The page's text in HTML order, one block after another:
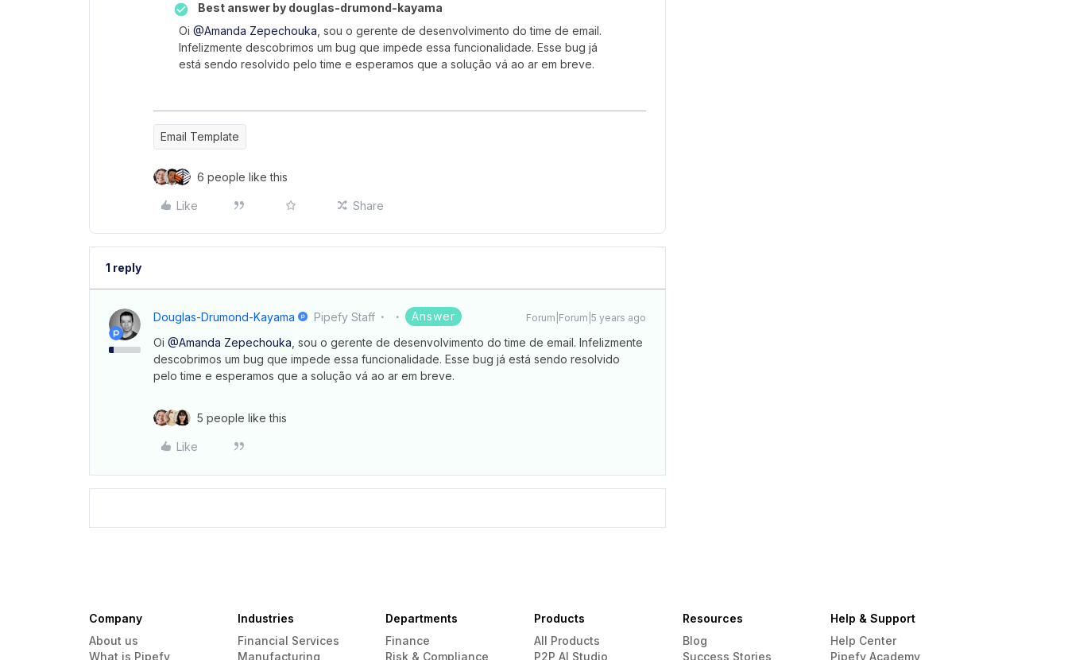
Best answer by douglas-drumond-kayama
Oi @Amanda Zepechouka , sou o gerente de desenvolvimento do time de email.
Infelizmente descobrimos um bug que impede essa funcionalidade. Esse bug já
está sendo resolvido pelo time e esperamos que a solução vá ao ar em breve.
Email Template
6 people like this
Like Share
1 reply
Douglas-Drumond-Kayama Pipefy Staff Answer Forum|Forum|5 years ago
Oi @Amanda Zepechouka , sou o gerente de desenvolvimento do time de email. Infelizmente
descobrimos um bug que impede essa funcionalidade. Esse bug já está sendo resolvido
pelo time e esperamos que a solução vá ao ar em breve.
5 people like this
Like
Company
About us
What is Pipefy
Industries
Financial Services
Manufacturing
Departments
Finance
Risk & Compliance
Products
All Products
P2P AI Studio
Resources
Blog
Success Stories
Help & Support
Help Center
Pipefy Academy